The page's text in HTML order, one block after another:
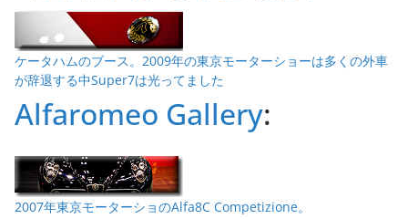
ケータハムのブース。2009年の東京モーターショーは多くの外車
が辞退する中Super7は光ってました
Alfaromeo Gallery:
2007年東京モーターショのAlfa8C Competizione。